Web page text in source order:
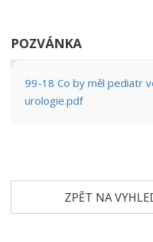
POZVÁNKA
99-18 Co by měl pediatr
urologie.pdf
ZPĚT NA